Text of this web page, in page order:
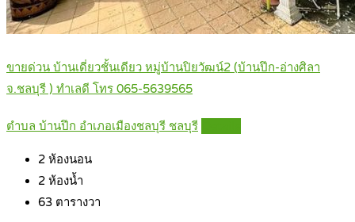
ขายด่วน บ้านเดี่ยวชั้นเดียว หมู่บ้านปิยวัฒน์2 (บ้านปึก-อ่างศิลา
จ.ชลบุรี ) ทำเลดี โทร 065-5639565
ตำบล บ้านปึก อำเภอเมืองชลบุรี ชลบุรี
2 ห้องนอน
2 ห้องน้ำ
63 ตารางวา